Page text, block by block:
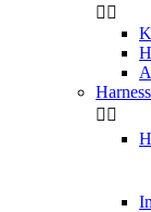
 
Harness
 